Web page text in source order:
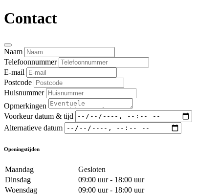
Contact
Naam
Telefoonnummer
E-mail
Postcode
Huisnummer
Opmerkingen
Voorkeur datum & tijd
Alternatieve datum
Openingstijden
Maandag
Gesloten
Dinsdag
09:00 uur - 18:00 uur
Woensdag
09:00 uur - 18:00 uur